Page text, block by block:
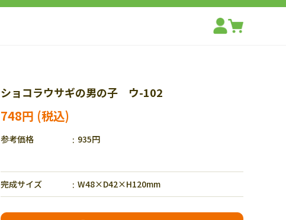
ショコラウサギの男の子 ウ-102
748円
参考価格 935円
完成サイズ W48×D42×H120mm